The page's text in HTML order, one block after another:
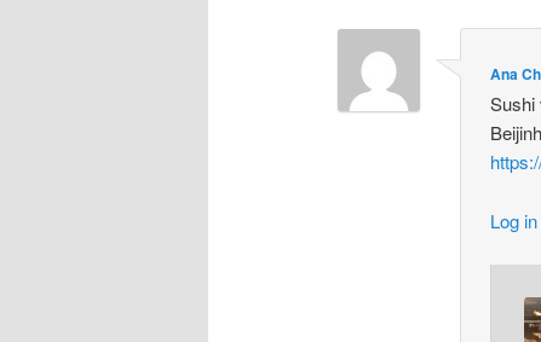
Ana
Sushi
Log